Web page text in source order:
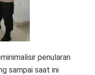
penularan
sampai saat ini